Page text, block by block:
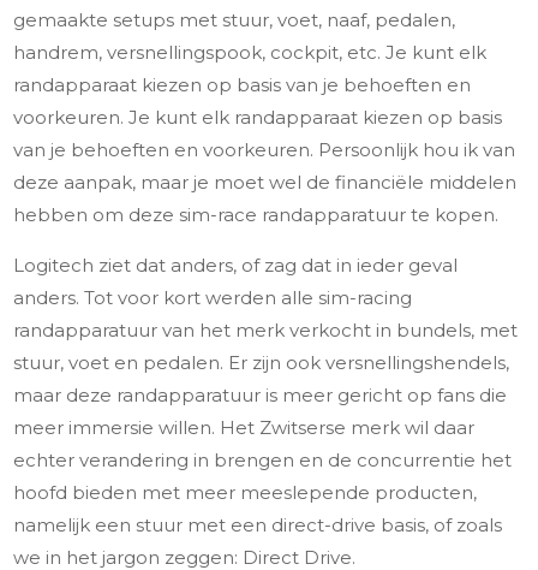
gemaakte setups met stuur, voet, naaf, pedalen,
handrem, versnellingspook, cockpit, etc. Je kunt elk
randapparaat kiezen op basis van je behoeften en
voorkeuren. Je kunt elk randapparaat kiezen op basis
van je behoeften en voorkeuren. Persoonlijk hou ik van
deze aanpak, maar je moet wel de financiële middelen
hebben om deze sim-race randapparatuur te kopen.
Logitech ziet dat anders, of zag dat in ieder geval
anders. Tot voor kort werden alle sim-racing
randapparatuur van het merk verkocht in bundels, met
stuur, voet en pedalen. Er zijn ook versnellingshendels,
maar deze randapparatuur is meer gericht op fans die
meer immersie willen. Het Zwitserse merk wil daar
echter verandering in brengen en de concurrentie het
hoofd bieden met meer meeslepende producten,
namelijk een stuur met een direct-drive basis, of zoals
we in het jargon zeggen: Direct Drive.